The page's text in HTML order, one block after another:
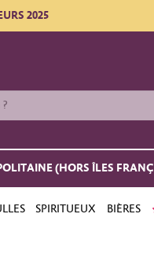
2025
(HORS ÎLES
SPIRITUEUX BIÈRES